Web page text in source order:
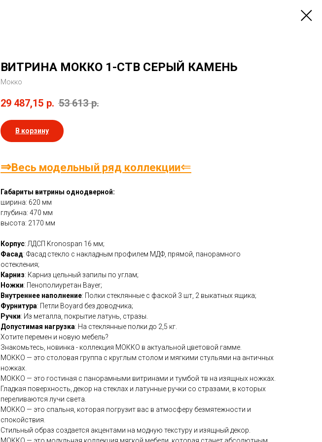
ВИТРИНА МОККО 1-СТВ СЕРЫЙ КАМЕНЬ
Мокко
29 487,15 р. 53 613 р.
В корзину
⇒Весь модельный ряд коллекции⇐
Габариты витрины однодверной:
ширина: 620 мм
глубина: 470 мм
высота: 2170 мм
Корпус: ЛДСП Kronospan 16 мм;
Фасад: Фасад стекло с накладным профилем МДФ, прямой, панорамного
остекления;
Карниз: Карниз цельный запилы по углам;
Ножки: Пенополиуретан Bayer;
Внутреннее наполнение: Полки стеклянные с фаской 3 шт, 2 выкатных ящика;
Фурнитура: Петли Boyard без доводчика;
Ручки: Из металла, покрытие латунь, стразы.
Допустимая нагрузка: На стеклянные полки до 2,5 кг.
Хотите перемен и новую мебель?
Знакомьтесь, новинка - коллекция МОККО в актуальной цветовой гамме.
МОККО — это столовая группа с круглым столом и мягкими стульями на античных
ножках.
МОККО — это гостиная с панорамными витринами и тумбой тв на изящных ножках.
Гладкая поверхность, декор на стеклах и латунные ручки со стразами, в которых
переливаются лучи света.
МОККО — это спальня, которая погрузит вас в атмосферу безмятежности и
спокойствия.
Стильный образ создается акцентами на модную текстуру и изящный декор.